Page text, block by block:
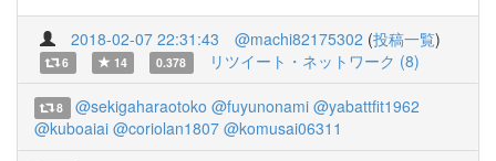
2018-02-07 22:31:43 @machi82175302 (投稿一覧)
6 14 0.378 リツイート・ネットワーク (8)
8 @sekigaharaotoko @fuyunonami @yabattfit1962
@kuboaiai @coriolan1807 @komusai06311